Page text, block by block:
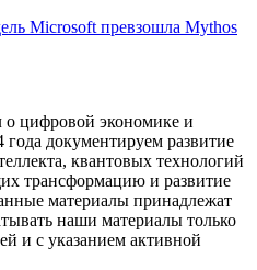
Microsoft превзошла Mythos
цифровой экономике и
документируем развитие
квантовых технологий
трансформацию и развитие
материалы принадлежат
наши материалы только
и с указанием активной